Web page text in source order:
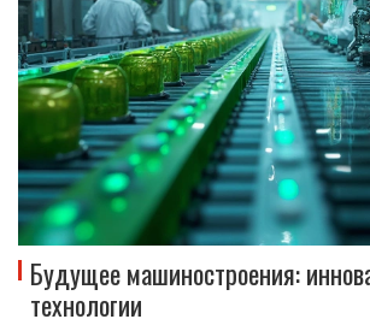
Будущее машиностроения:
технологии